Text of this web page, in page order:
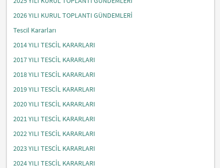
2026 YILI KURUL TOPLANTI GÜNDEMLERİ
Tescil Kararları
2014 YILI TESCİL KARARLARI
2017 YILI TESCİL KARARLARI
2018 YILI TESCİL KARARLARI
2019 YILI TESCİL KARARLARI
2020 YILI TESCİL KARARLARI
2021 YILI TESCİL KARARLARI
2022 YILI TESCİL KARARLARI
2023 YILI TESCİL KARARLARI
2024 YILI TESCİL KARARLARI